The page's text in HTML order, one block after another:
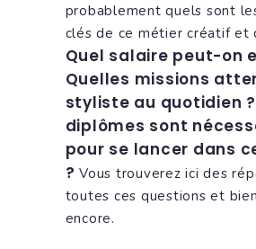
probablement quels sont
clés de ce métier créatif et
Quel salaire peut-on
Quelles missions
styliste au quotidien
diplômes sont
pour se lancer dans
? Vous trouverez ici des
toutes ces questions et
encore.